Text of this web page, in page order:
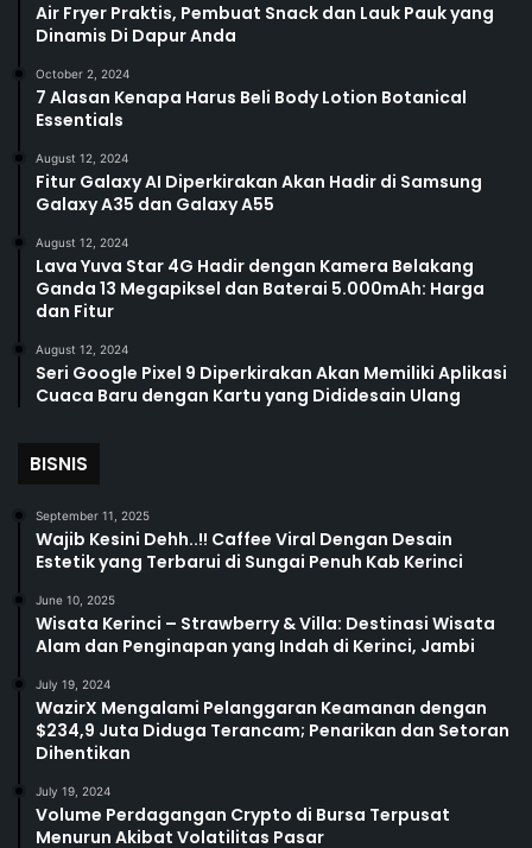
Air Fryer Praktis, Pembuat Snack dan Lauk Pauk yang
Dinamis Di Dapur Anda
October 2, 2024
7 Alasan Kenapa Harus Beli Body Lotion Botanical
Essentials
August 12, 2024
Fitur Galaxy AI Diperkirakan Akan Hadir di Samsung
Galaxy A35 dan Galaxy A55
August 12, 2024
Lava Yuva Star 4G Hadir dengan Kamera Belakang
Ganda 13 Megapiksel dan Baterai 5.000mAh: Harga
dan Fitur
August 12, 2024
Seri Google Pixel 9 Diperkirakan Akan Memiliki Aplikasi
Cuaca Baru dengan Kartu yang Dididesain Ulang
BISNIS
September 11, 2025
Wajib Kesini Dehh..!! Caffee Viral Dengan Desain
Estetik yang Terbarui di Sungai Penuh Kab Kerinci
June 10, 2025
Wisata Kerinci – Strawberry & Villa: Destinasi Wisata
Alam dan Penginapan yang Indah di Kerinci, Jambi
July 19, 2024
WazirX Mengalami Pelanggaran Keamanan dengan
$234,9 Juta Diduga Terancam; Penarikan dan Setoran
Dihentikan
July 19, 2024
Volume Perdagangan Crypto di Bursa Terpusat
Menurun Akibat Volatilitas Pasar